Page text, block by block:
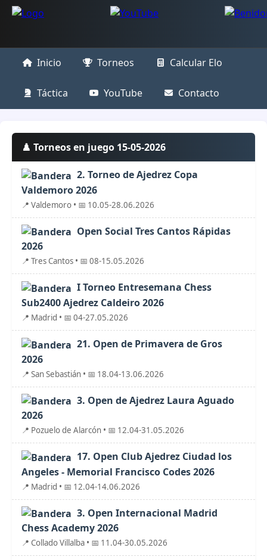
Inicio Torneos Calcular Elo
Táctica YouTube Contacto
♟️ Torneos en juego 15-05-2026
2. Torneo de Ajedrez Copa
Valdemoro 2026
📍 Valdemoro • 📅 10.05-28.06.2026
Open Social Tres Cantos Rápidas
2026
📍 Tres Cantos • 📅 08-15.05.2026
I Torneo Entresemana Chess
Sub2400 Ajedrez Caldeiro 2026
📍 Madrid • 📅 04-27.05.2026
21. Open de Primavera de Gros
2026
📍 San Sebastián • 📅 18.04-13.06.2026
3. Open de Ajedrez Laura Aguado
2026
📍 Pozuelo de Alarcón • 📅 12.04-31.05.2026
17. Open Club Ajedrez Ciudad los
Angeles - Memorial Francisco Codes 2026
📍 Madrid • 📅 12.04-14.06.2026
3. Open Internacional Madrid
Chess Academy 2026
📍 Collado Villalba • 📅 11.04-30.05.2026